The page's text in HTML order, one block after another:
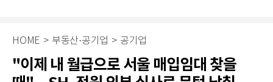
HOME > 부동산·공기업 > 공기업
"이제 내 월급으로 서울 매입임대 찾을